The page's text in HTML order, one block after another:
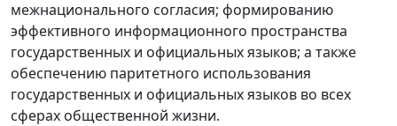
межнационального согласия; формированию
эффективного информационного пространства
государственных и официальных языков; а также
обеспечению паритетного использования
государственных и официальных языков во всех
сферах общественной жизни.